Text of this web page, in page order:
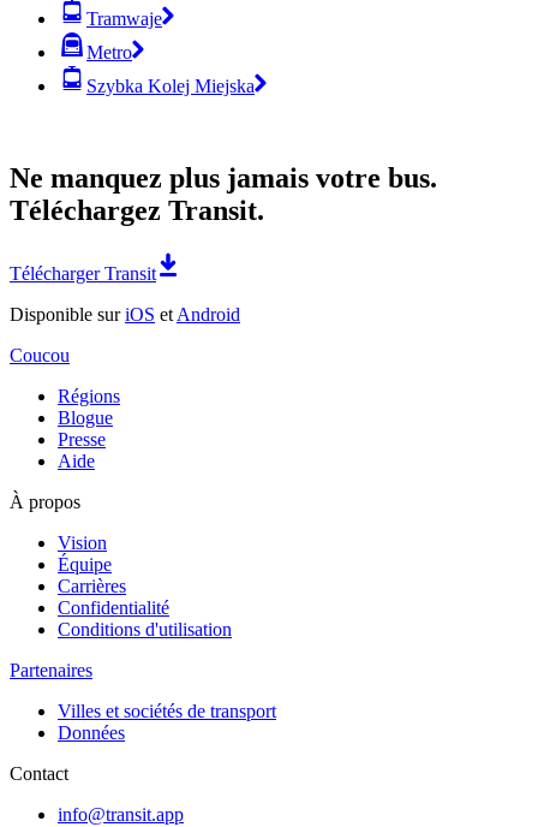
Tramwaje
Metro
Szybka Kolej Miejska
Ne manquez plus jamais votre bus.
Téléchargez Transit.
Télécharger Transit
Disponible suriOS et Android
Coucou
Régions
Blogue
Presse
Aide
À propos
Vision
Équipe
Carrières
Confidentialité
Conditions d'utilisation
Partenaires
Villes et sociétés de transport
Données
Contact
info@transit.app